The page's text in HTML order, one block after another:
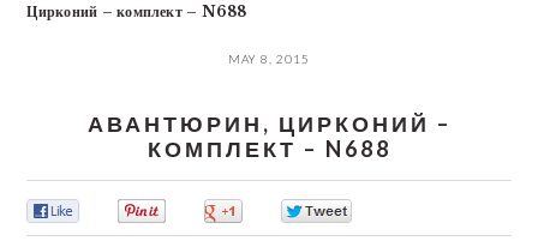
Цирконий – комплект – N688
MAY 8, 2015
АВАНТЮРИН, ЦИРКОНИЙ –
КОМПЛЕКТ – N688